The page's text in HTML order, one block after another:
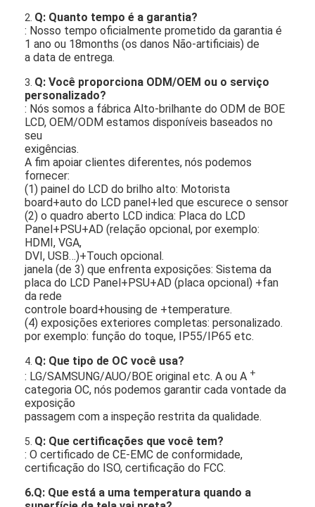
2. Q: Quanto tempo é a garantia?
: Nosso tempo oficialmente prometido da garantia é
1 ano ou 18months (os danos Não-artificiais) de
a data de entrega.
3. Q: Você proporciona ODM/OEM ou o serviço
personalizado?
: Nós somos a fábrica Alto-brilhante do ODM de BOE
LCD, OEM/ODM estamos disponíveis baseados no
seu
exigências.
A fim apoiar clientes diferentes, nós podemos
fornecer:
(1) painel do LCD do brilho alto: Motorista
board+auto do LCD panel+led que escurece o sensor
(2) o quadro aberto LCD indica: Placa do LCD
Panel+PSU+AD (relação opcional, por exemplo:
HDMI, VGA,
DVI, USB…)+Touch opcional.
janela (de 3) que enfrenta exposições: Sistema da
placa do LCD Panel+PSU+AD (placa opcional) +fan
da rede
controle board+housing de +temperature.
(4) exposições exteriores completas: personalizado.
por exemplo: função do toque, IP55/IP65 etc.
4. Q: Que tipo de OC você usa?
: LG/SAMSUNG/AUO/BOE original etc. A ou A +
categoria OC, nós podemos garantir cada vontade da
exposição
passagem com a inspeção restrita da qualidade.
5. Q: Que certificações que você tem?
: O certificado de CE-EMC de conformidade,
certificação do ISO, certificação do FCC.
6.Q: Que está a uma temperatura quando a